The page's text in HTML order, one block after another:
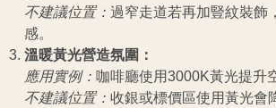
不建議位置： 過窄走道若再加豎紋裝飾
感。
溫暖黃光營造氛圍：
應用實例： 咖啡廳使用3000K黃光提升
不建議位置： 收銀或標價區使用黃光會